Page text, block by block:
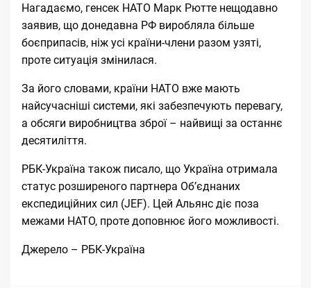
Нагадаємо, генсек НАТО Марк Рютте нещодавно
заявив, що донедавна РФ виробляла більше
боєприпасів, ніж усі країни-члени разом узяті,
проте ситуація змінилася.
За його словами, країни НАТО вже мають
найсучасніші системи, які забезпечують перевагу,
а обсяги виробництва зброї – найвищі за останнє
десятиліття.
РБК-Україна також писало, що Україна отримала
статус розширеного партнера Об’єднаних
експедиційних сил (JEF). Цей Альянс діє поза
межами НАТО, проте доповнює його можливості.
Джерело – РБК-Україна